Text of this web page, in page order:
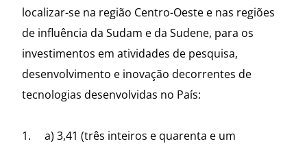
localizar-se na região Centro-Oeste e nas regiões
de influência da Sudam e da Sudene, para os
investimentos em atividades de pesquisa,
desenvolvimento e inovação decorrentes de
tecnologias desenvolvidas no País:
1. a) 3,41 (três inteiros e quarenta e um